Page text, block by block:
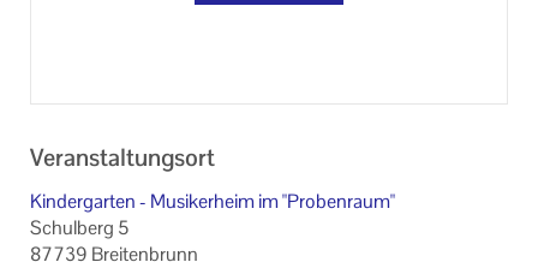
Veranstaltungsort
Kindergarten - Musikerheim im "Probenraum"
Schulberg 5
87739 Breitenbrunn